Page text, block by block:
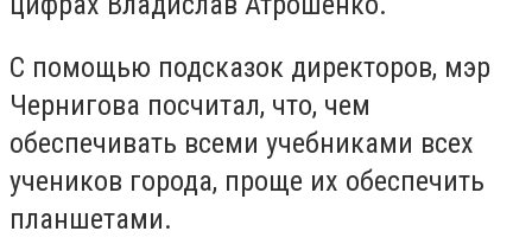
С помощью подсказок директоров, мэр
Чернигова посчитал, что, чем
обеспечивать всеми учебниками всех
учеников города, проще их обеспечить
планшетами.